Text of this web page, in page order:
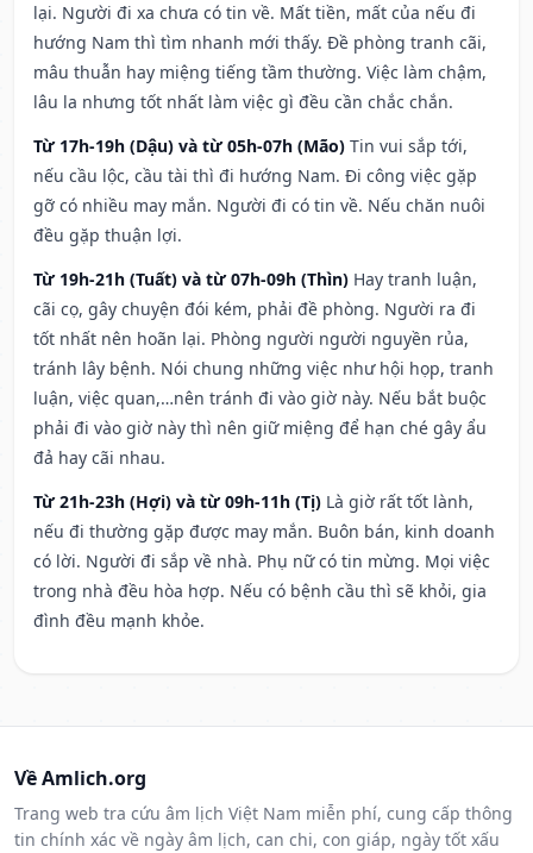
lại. Người đi xa chưa có tin về. Mất tiền, mất của nếu đi
hướng Nam thì tìm nhanh mới thấy. Đề phòng tranh cãi,
mâu thuẫn hay miệng tiếng tầm thường. Việc làm chậm,
lâu la nhưng tốt nhất làm việc gì đều cần chắc chắn.
Từ 17h-19h (Dậu) và từ 05h-07h (Mão) Tin vui sắp tới,
nếu cầu lộc, cầu tài thì đi hướng Nam. Đi công việc gặp
gỡ có nhiều may mắn. Người đi có tin về. Nếu chăn nuôi
đều gặp thuận lợi.
Từ 19h-21h (Tuất) và từ 07h-09h (Thìn) Hay tranh luận,
cãi cọ, gây chuyện đói kém, phải đề phòng. Người ra đi
tốt nhất nên hoãn lại. Phòng người người nguyền rủa,
tránh lây bệnh. Nói chung những việc như hội họp, tranh
luận, việc quan,…nên tránh đi vào giờ này. Nếu bắt buộc
phải đi vào giờ này thì nên giữ miệng để hạn ché gây ẩu
đả hay cãi nhau.
Từ 21h-23h (Hợi) và từ 09h-11h (Tị) Là giờ rất tốt lành,
nếu đi thường gặp được may mắn. Buôn bán, kinh doanh
có lời. Người đi sắp về nhà. Phụ nữ có tin mừng. Mọi việc
trong nhà đều hòa hợp. Nếu có bệnh cầu thì sẽ khỏi, gia
đình đều mạnh khỏe.
Về Amlich.org
Trang web tra cứu âm lịch Việt Nam miễn phí, cung cấp thông
tin chính xác về ngày âm lịch, can chi, con giáp, ngày tốt xấu